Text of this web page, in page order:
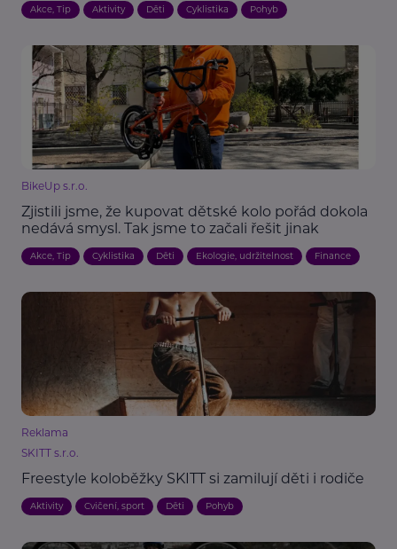
Akce, Tip Aktivity Děti Cyklistika Pohyb
BikeUp s.r.o.
Zjistili jsme, že kupovat dětské kolo pořád dokola
nedává smysl. Tak jsme to začali řešit jinak
Akce, Tip Cyklistika Děti Ekologie, udržitelnost Finance
Reklama
SKITT s.r.o.
Freestyle koloběžky SKITT si zamilují děti i rodiče
Aktivity Cvičení, sport Děti Pohyb